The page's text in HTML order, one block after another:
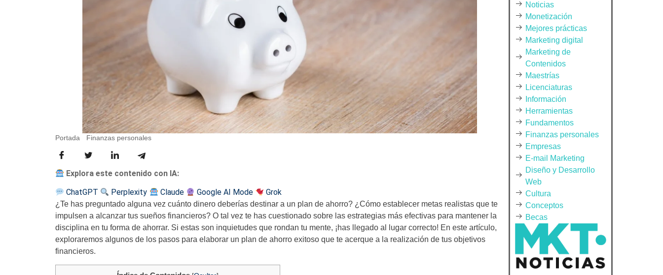
Portada Finanzas personales
Explora este contenido con IA:
ChatGPT Perplexity Claude Google AI Mode Grok
¿Te has preguntado alguna vez cuánto dinero deberías destinar a un plan de ahorro? ¿Cómo establecer metas realistas que te
impulsen a alcanzar tus sueños financieros? O tal vez te has cuestionado sobre las estrategias más efectivas para mantener la
disciplina en tu forma de ahorrar. Si estas son inquietudes que rondan tu mente, ¡has llegado al lugar correcto! En este artículo,
exploraremos algunos de los pasos para elaborar un plan de ahorro exitoso que te acerque a la realización de tus objetivos
financieros.
Noticias
Monetización
Mejores prácticas
Marketing digital
Marketing de
Contenidos
Maestrías
Licenciaturas
Información
Herramientas
Fundamentos
Finanzas personales
Empresas
E-mail Marketing
Diseño y Desarrollo
Web
Cultura
Conceptos
Becas